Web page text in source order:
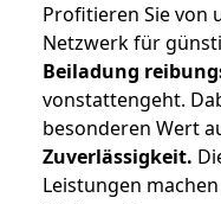
Profitieren Sie von
Netzwerk für
Beiladung
vonstattengeht.
besonderen Wert
Zuverlässigkeit.
Leistungen